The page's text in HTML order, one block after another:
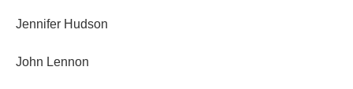
Jennifer Hudson
John Lennon